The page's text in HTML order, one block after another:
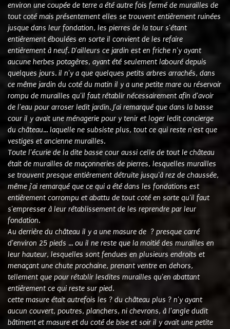
environ une coupée de terre a été autre fois fermé de murailles de
tout coté mais présentement elles se trouvent entièrement ruinées
jusque dans leur fondation, les pierres de la tour s'étant
entièrement éboulées en sorte il convient de les refaire
entièrement à neuf. D'ailleurs ce jardin est en friche n'y ayant
aucune herbes potagères, ayant été seulement labouré depuis
quelques jours. il n'y a que quelques petits arbres arrachés, dans
ce même jardin du coté du matin il y a une petite mare ou réservoir
rompu de murailles qu'il faut rétablir nécessairement afin d'avoir
de l'eau pour arroser ledit jardin. J'ai remarqué que dans la basse
cour il y avait une ménagerie pour y tenir et loger ledit concierge
du château... laquelle ne subsiste plus, tout ce qui reste n'est que
vestiges et ancienne murailles.
Toute l'écurie de la dite basse cour aussi celle de tout le château
était de murailles de maçonneries de pierres, lesquelles murailles
se trouvent presque entièrement détruite jusqu'à rez de chaussée,
même j'ai remarqué que ce qui a été dans les fondations est
entièrement corrompu et abattu de tout coté en sorte qu'il faut
s'empresser à leur rétablissement de les reprendre par leur
fondation.
Au derrière du château il y a une masure de ? presque carré
d'environ 25 pieds ... ou il ne reste que la moitié des murailles en
leur hauteur, lesquelles sont fendues en plusieurs endroits et
menaçant une chute prochaine, prenant ventre en dehors,
tellement que pour rétablir lesdites murailles qu'en abattant
entièrement ce qui reste sur pied.
cette masure était autrefois les ? du château plus ? n'y ayant
aucun couvert, poutres, planchers, ni chevrons, à l'angle dudit
bâtiment et masure et du coté de bise et soir il y avait une petite